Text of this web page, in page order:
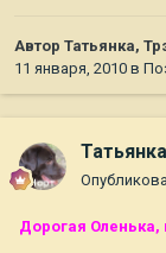
Автор Татьянка,
11 января, 2010 в
Дорогая